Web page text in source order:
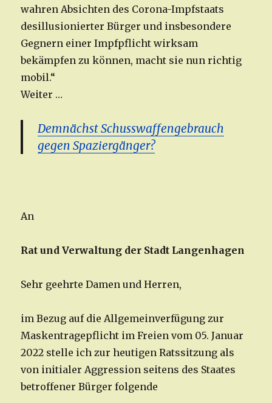
wahren Absichten des Corona-Impfstaats
desillusionierter Bürger und insbesondere
Gegnern einer Impfpflicht wirksam
bekämpfen zu können, macht sie nun richtig
mobil.“
Weiter …
Demnächst Schusswaffengebrauch
gegen Spaziergänger?
An
Rat und Verwaltung der Stadt Langenhagen
Sehr geehrte Damen und Herren,
im Bezug auf die Allgemeinverfügung zur
Maskentragepflicht im Freien vom 05. Januar
2022 stelle ich zur heutigen Ratssitzung als
von initialer Aggression seitens des Staates
betroffener Bürger folgende